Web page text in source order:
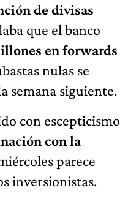
de divisas
que el banco
en forwards
nulas se
semana siguiente.
con escepticismo
con la
parece
inversionistas.